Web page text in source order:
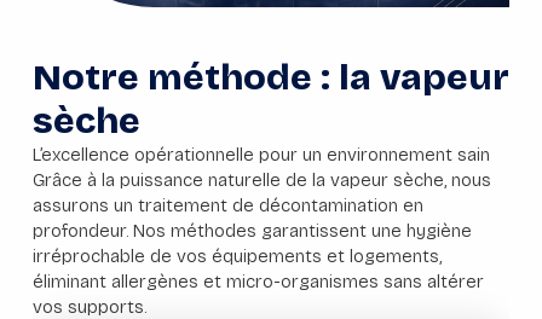
Notre méthode : la vapeur
sèche
L’excellence opérationnelle pour un environnement sain
Grâce à la puissance naturelle de la vapeur sèche, nous
assurons un traitement de décontamination en
profondeur. Nos méthodes garantissent une hygiène
irréprochable de vos équipements et logements,
éliminant allergènes et micro-organismes sans altérer
vos supports.